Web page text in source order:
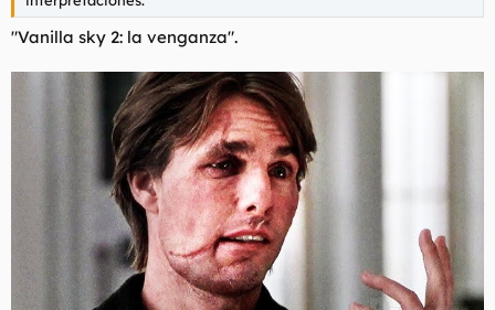
"Vanilla sky 2: la venganza".